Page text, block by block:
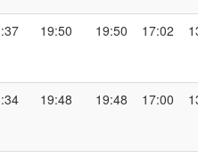
17:02
19:50
19:50
21:37
17:00
19:48
19:48
21:34